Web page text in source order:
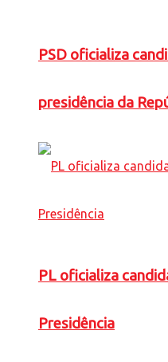
PSD oficializa
presidência da
PL oficializa
Presidência